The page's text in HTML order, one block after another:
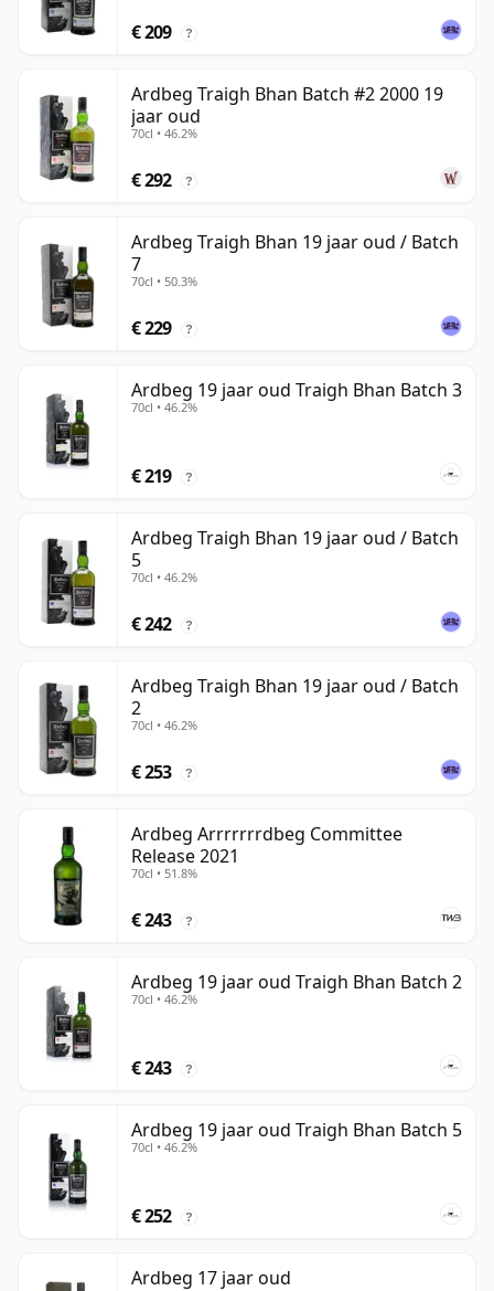
€ 209 ?
Ardbeg Traigh Bhan Batch #2 2000 19
jaar oud
70cl • 46.2%
€ 292 ?
Ardbeg Traigh Bhan 19 jaar oud / Batch
7
70cl • 50.3%
€ 229 ?
Ardbeg 19 jaar oud Traigh Bhan Batch 3
70cl • 46.2%
€ 219 ?
Ardbeg Traigh Bhan 19 jaar oud / Batch
5
70cl • 46.2%
€ 242 ?
Ardbeg Traigh Bhan 19 jaar oud / Batch
2
70cl • 46.2%
€ 253 ?
Ardbeg Arrrrrrrdbeg Committee
Release 2021
70cl • 51.8%
€ 243 ?
Ardbeg 19 jaar oud Traigh Bhan Batch 2
70cl • 46.2%
€ 243 ?
Ardbeg 19 jaar oud Traigh Bhan Batch 5
70cl • 46.2%
€ 252 ?
Ardbeg 17 jaar oud